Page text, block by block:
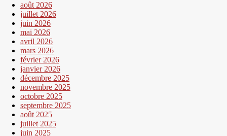
août 2026
juillet 2026
juin 2026
mai 2026
avril 2026
mars 2026
février 2026
janvier 2026
décembre 2025
novembre 2025
octobre 2025
septembre 2025
août 2025
juillet 2025
juin 2025